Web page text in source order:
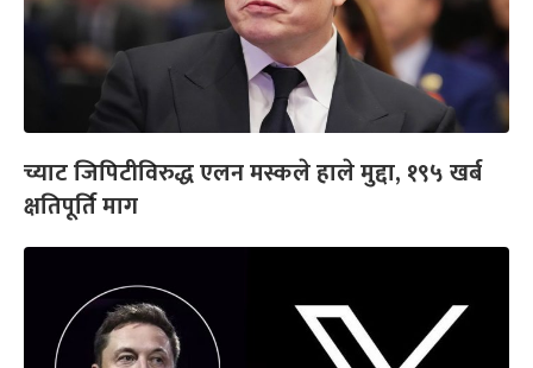
च्याट जिपिटीविरुद्ध एलन मस्कले हाले मुद्दा, १९५ खर्ब
क्षतिपूर्ति माग